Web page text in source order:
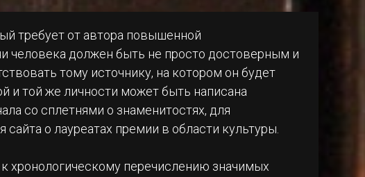
требует от автора повышенной
человека должен быть не просто достоверным и
тому источнику, на котором он будет
и той же личности может быть написана
со сплетнями о знаменитостях, для
о лауреатах премии в области культуры.
хронологическому перечислению значимых